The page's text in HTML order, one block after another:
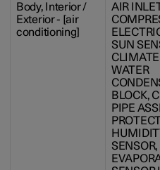
Body, Interior /
Exterior - [air
conditioning]
AIR
SUN
WATER
BLOCK,
PIPE